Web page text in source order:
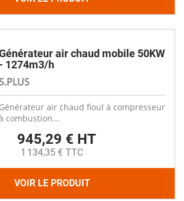
air chaud mobile 50KW
- 1274m3/h
S.PLUS
Générateur air chaud fioul à compresseur
combustion...
945,29 € HT
1 134,35 € TTC
VOIR LE PRODUIT